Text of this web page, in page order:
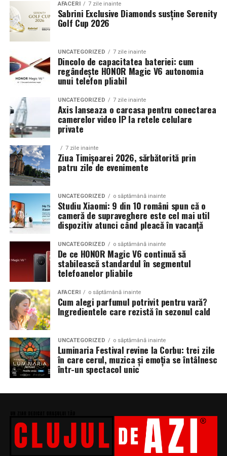
AFACERI 7 zile inainte
Sabrini Exclusive Diamonds susține Serenity
Golf Cup 2026
UNCATEGORIZED 7 zile inainte
Dincolo de capacitatea bateriei: cum
regândește HONOR Magic V6 autonomia
unui telefon pliabil
UNCATEGORIZED 7 zile inainte
Axis lanseaza o carcasa pentru conectarea
camerelor video IP la retele celulare
private
7 zile inainte
Ziua Timișoarei 2026, sărbătorită prin
patru zile de evenimente
UNCATEGORIZED o săptămână inainte
Studiu Xiaomi: 9 din 10 români spun că o
cameră de supraveghere este cel mai util
dispozitiv atunci când pleacă în vacanță
UNCATEGORIZED o săptămână inainte
De ce HONOR Magic V6 continuă să
stabilească standardul în segmentul
telefoanelor pliabile
AFACERI o săptămână inainte
Cum alegi parfumul potrivit pentru vară?
Ingredientele care rezistă în sezonul cald
UNCATEGORIZED o săptămână inainte
Luminaria Festival revine la Corbu: trei zile
în care cerul, muzica și emoția se întâlnesc
într-un spectacol unic